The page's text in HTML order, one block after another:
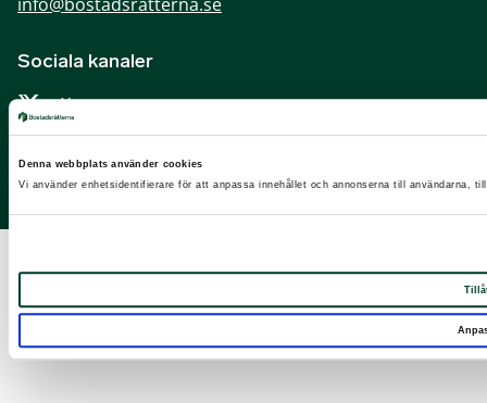
Denna webbplats använder cookies
Vi använder enhetsidentifierare för att anpassa innehållet och annonserna till användarna,
Sociala kanaler
X
Facebook
LinkedIn
Instagram